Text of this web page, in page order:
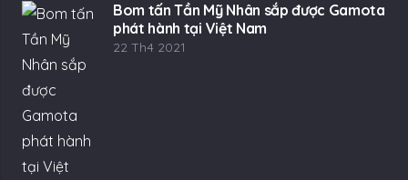
Bom tấn Tần Mỹ Nhân sắp được Gamota
phát hành tại Việt Nam
22 Th4 2021